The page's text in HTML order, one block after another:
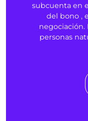
subcuenta en
del bono ,
negociación.
personas